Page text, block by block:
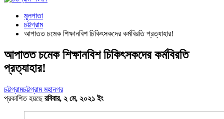
মূলপাতা
চট্টগ্রাম
আপাতত চমেক শিক্ষানবিশ চিকিৎসকদের কর্মবিরতি প্রত্যাহার!
আপাতত চমেক শিক্ষানবিশ চিকিৎসকদের কর্মবিরতি
প্রত্যাহার!
চট্টগ্রামচট্টগ্রাম মহানগর
প্রকাশিত হয়ছেরবিবার, ২ মে, ২০২১ ইং